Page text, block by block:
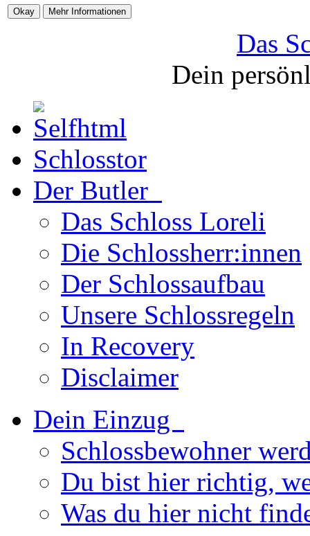
Das
Dein
Schlosstor
Der Butler
Das Schloss Loreli
Die Schlossherr:innen
Der Schlossaufbau
Unsere Schlossregeln
In Recovery
Disclaimer
Dein Einzug
Schlossbewohner
Du bist hier richtig,
Was du hier nicht